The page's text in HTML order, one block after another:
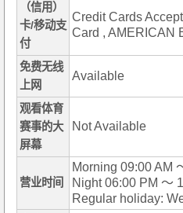
（信用）
卡/移动支
付
Credit Cards
Card , AMERICAN
免费无线
上网
Available
观看体育
赛事的大
屏幕
Not Available
营业时间
Morning 09:00 AM
Night 06:00 PM ～
Regular holiday: